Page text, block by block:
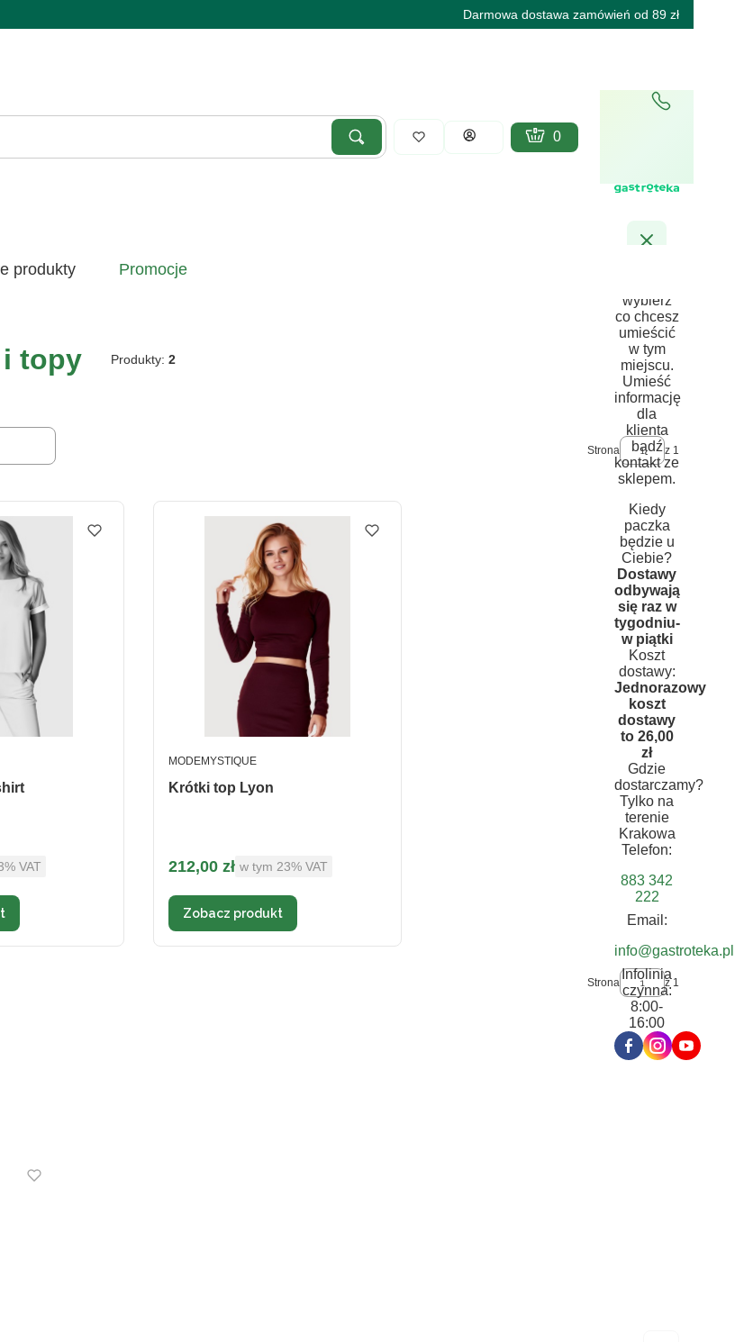
Darmowa dostawa zamówień od 89 zł
WyczyśćSzukaj Zaloguj się
Produkty w koszyku: 0. Zobacz
Koszyk
wybierz
co chcesz
umieścić
w tym
miejscu.
Umieść
informację
dla
klienta
bądź
kontakt ze
sklepem.
Kiedy
paczka
będzie u
Ciebie?
Dostawy
odbywają
się raz w
tygodniu-
w piątki
Koszt
dostawy:
Jednorazowy
koszt
dostawy
to 26,00
zł
Gdzie
dostarczamy?
Tylko na
terenie
Krakowa
Telefon:
883 342
222
Email:
info@gastroteka.pl
Infolinia
czynna:
8:00-
16:00
produkty Promocje
topy Produkty: 2
Strona z 1
VAT
VAT
Krótki top Lyon
PRODUCENT
MODEMYSTIQUE
Cena brutto
212,00 zł w tym %s VAT
w tym 23% VAT
Zobacz produkt
Strona z 1